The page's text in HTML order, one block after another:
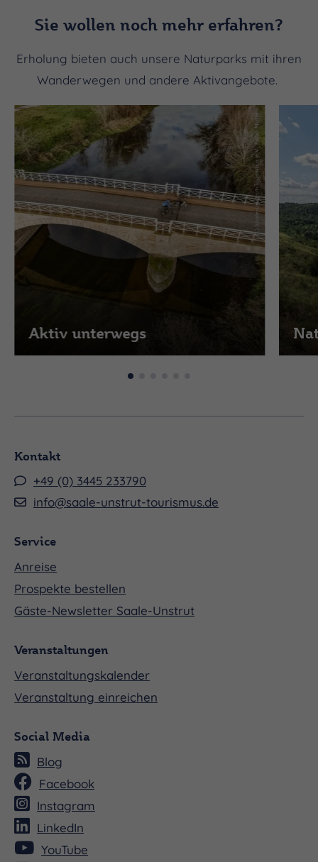
Sie wollen noch mehr erfahren?
Erholung bieten auch unsere Naturparks mit ihren
Wanderwegen und andere Aktivangebote.
(c) Saale-Unstrut-Tourismus e.V., Falko Matte
Aktiv unterwegs
Kontakt
+49 (0) 3445 233790
info@saale-unstrut-tourismus.de
Service
Anreise
Prospekte bestellen
Gäste-Newsletter Saale-Unstrut
Veranstaltungen
Veranstaltungskalender
Veranstaltung einreichen
Social Media
Blog
Facebook
Instagram
LinkedIn
YouTube